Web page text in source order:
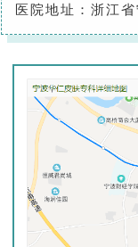
医院地址：浙江